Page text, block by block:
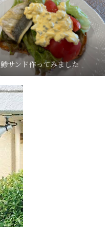
鯵サンド作ってみました